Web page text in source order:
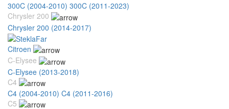
300C (2004-2010) 300C (2011-2023)
Chrysler 200
Chrysler 200 (2014-2017)
Citroen
C-Elysee
C-Elysee (2013-2018)
C4
C4 (2004-2010) C4 (2011-2016)
C5